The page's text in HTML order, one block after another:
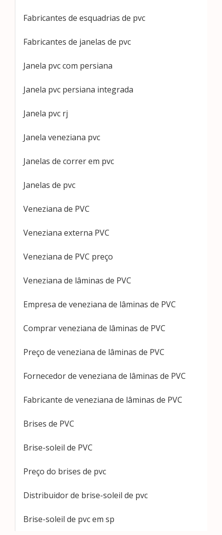
Fabricantes de esquadrias de pvc
Fabricantes de janelas de pvc
Janela pvc com persiana
Janela pvc persiana integrada
Janela pvc rj
Janela veneziana pvc
Janelas de correr em pvc
Janelas de pvc
Veneziana de PVC
Veneziana externa PVC
Veneziana de PVC preço
Veneziana de lâminas de PVC
Empresa de veneziana de lâminas de PVC
Comprar veneziana de lâminas de PVC
Preço de veneziana de lâminas de PVC
Fornecedor de veneziana de lâminas de PVC
Fabricante de veneziana de lâminas de PVC
Brises de PVC
Brise-soleil de PVC
Preço do brises de pvc
Distribuidor de brise-soleil de pvc
Brise-soleil de pvc em sp